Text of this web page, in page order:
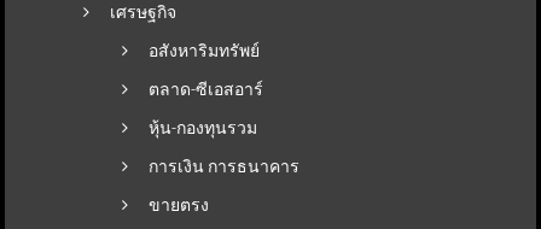
เศรษฐกิจ
อสังหาริมทรัพย์
ตลาด-ซีเอสอาร์
หุ้น-กองทุนรวม
การเงิน การธนาคาร
ขายตรง